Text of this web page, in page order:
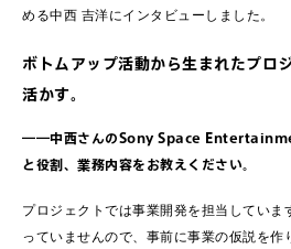
める中西 吉洋にインタビューしました。
ボトムアップ活動から生まれたプロ
活かす。
――中西さんのSony Space
と役割、業務内容をお教えください。
プロジェクトでは事業開発を担当していま
っていませんので、事前に事業の仮説を作